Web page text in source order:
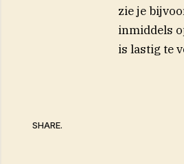
zie je
inmiddels
is lastig te
SHARE.